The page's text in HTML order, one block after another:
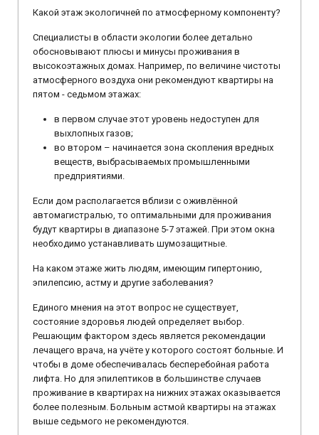
Какой этаж экологичней по атмосферному компоненту?
Специалисты в области экологии более детально
обосновывают плюсы и минусы проживания в
высокоэтажных домах. Например, по величине чистоты
атмосферного воздуха они рекомендуют квартиры на
пятом - седьмом этажах:
в первом случае этот уровень недоступен для
выхлопных газов;
во втором – начинается зона скопления вредных
веществ, выбрасываемых промышленными
предприятиями.
Если дом располагается вблизи с оживлённой
автомагистралью, то оптимальными для проживания
будут квартиры в диапазоне 5-7 этажей. При этом окна
необходимо устанавливать шумозащитные.
На каком этаже жить людям, имеющим гипертонию,
эпилепсию, астму и другие заболевания?
Единого мнения на этот вопрос не существует,
состояние здоровья людей определяет выбор.
Решающим фактором здесь является рекомендации
лечащего врача, на учёте у которого состоят больные. И
чтобы в доме обеспечивалась бесперебойная работа
лифта. Но для эпилептиков в большинстве случаев
проживание в квартирах на нижних этажах оказывается
более полезным. Больным астмой квартиры на этажах
выше седьмого не рекомендуются.